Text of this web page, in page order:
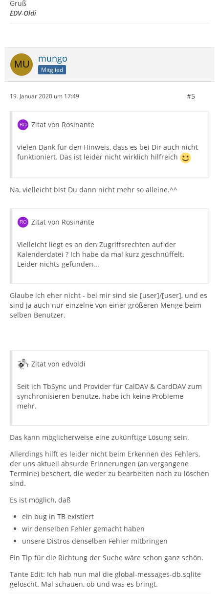
Gruß
EDV-Oldi
mungo
Mitglied
19. Januar 2020 um 17:49 #5
Zitat von Rosinante
vielen Dank für den Hinweis, dass es bei Dir auch nicht
funktioniert. Das ist leider nicht wirklich hilfreich
Na, vielleicht bist Du dann nicht mehr so alleine.^^
Zitat von Rosinante
Vielleicht liegt es an den Zugriffsrechten auf der
Kalenderdatei ? Ich habe da mal kurz geschnüffelt.
Leider nichts gefunden...
Glaube ich eher nicht - bei mir sind sie [user]/[user], und es
sind ja auch nur einzelne von einer größeren Menge beim
selben Benutzer.
Zitat von edvoldi
Seit ich TbSync und Provider für CalDAV & CardDAV zum
synchronisieren benutze, habe ich keine Probleme
mehr.
Das kann möglicherweise eine zukünftige Lösung sein.
Allerdings hilft es leider nicht beim Erkennen des Fehlers,
der uns aktuell absurde Erinnerungen (an vergangene
Termine) beschert, die weder zu bearbeiten noch zu löschen
sind.
Es ist möglich, daß
ein bug in TB existiert
wir denselben Fehler gemacht haben
unsere Distros denselben Fehler mitbringen
Ein Tip für die Richtung der Suche wäre schon ganz schön.
Tante Edit: Ich hab nun mal die global-messages-db.sqlite
gelöscht. Mal schauen, ob und was es bringt.